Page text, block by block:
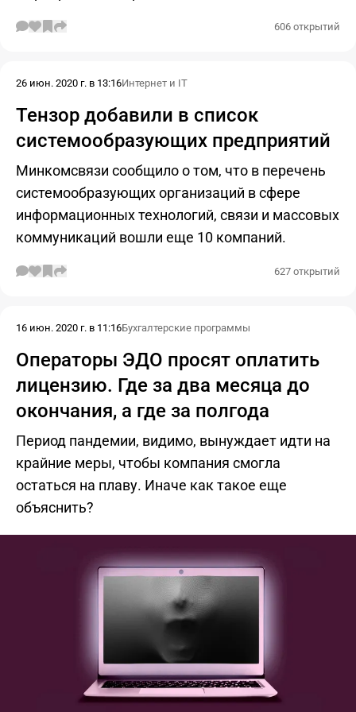
606 открытий
26 июн. 2020 г. в 13:16Интернет и IT
Тензор добавили в список
системообразующих предприятий
Минкомсвязи сообщило о том, что в перечень
системообразующих организаций в сфере
информационных технологий, связи и массовых
коммуникаций вошли еще 10 компаний.
627 открытий
16 июн. 2020 г. в 11:16Бухгалтерские программы
Операторы ЭДО просят оплатить
лицензию. Где за два месяца до
окончания, а где за полгода
Период пандемии, видимо, вынуждает идти на
крайние меры, чтобы компания смогла
остаться на плаву. Иначе как такое еще
объяснить?